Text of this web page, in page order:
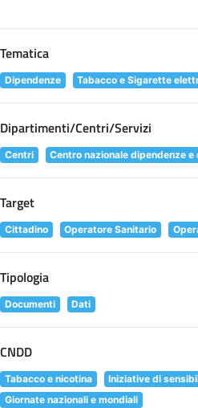
Tematica
Dipendenze Tabacco e Sigarette
Dipartimenti/Centri/Servizi
Centri Centro nazionale dipendenze e
Target
Cittadino Operatore Sanitario
Tipologia
Documenti Dati
CNDD
Tabacco e nicotina
Iniziative di
Giornate nazionali e mondiali